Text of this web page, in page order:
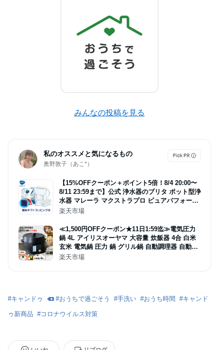
みんなの投稿を見る
私のオススメと気になるもの
奥野敦子（あこ*）
【15%OFFクーポン＋ポイント5倍！8/4 20:00〜
8/11 23:59まで】公式 浄水器のブリタ ポット型浄
水器 マレーラ マクストラプロ ピュアパフォーマ
ンスカートリッジ3個付 ろ過水容量1.15L (全容量
楽天市場
≪1,500円OFFクーポン★11日1:59迄≫電気圧力
鍋 4L アイリスオーヤマ 大容量 炊飯器 4合 白米
玄米 電気鍋 圧力 鍋 グリル鍋 自動調理器 自動メ
ニュー搭載 1台9役 保温 ほったらかし 時短 低温
楽天市場
#キャンドゥ #おうちで過ごそう #手洗い #おうち時間 #キャンド
ゥ新商品 #コロナウイルス対策